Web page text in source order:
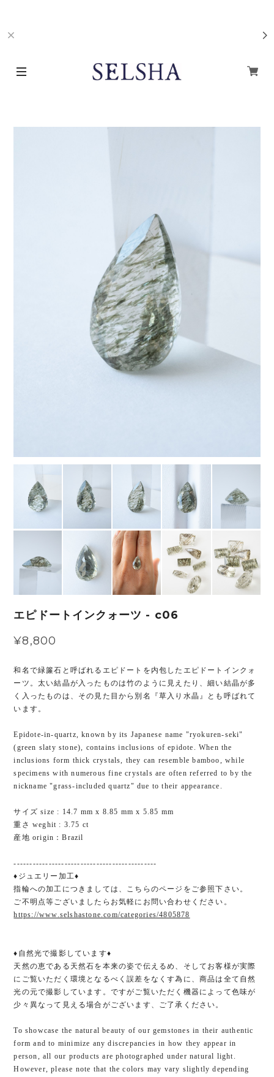
エピドートインクォーツ - c06
¥8,800
和名で緑簾石と呼ばれるエピドートを内包したエピドートインクォ
ーツ。太い結晶が入ったものは竹のように見えたり、細い結晶が多
く入ったものは、その見た目から別名『草入り水晶』とも呼ばれて
います。
Epidote-in-quartz, known by its Japanese name "ryokuren-seki"
(green slaty stone), contains inclusions of epidote. When the
inclusions form thick crystals, they can resemble bamboo, while
specimens with numerous fine crystals are often referred to by the
nickname "grass-included quartz" due to their appearance.
サイズ size : 14.7 mm x 8.85 mm x 5.85 mm
重さ weghit : 3.75 ct
産地 origin：Brazil
---------------------------------------------
♦ジュエリー加工♦
指輪への加工につきましては、こちらのページをご参照下さい。
ご不明点等ございましたらお気軽にお問い合わせください。
https://www.selshastone.com/categories/4805878
♦自然光で撮影しています♦
天然の恵である天然石を本来の姿で伝えるめ、そしてお客様が実際
にご覧いただく環境となるべく誤差をなくす為に、商品は全て自然
光の元で撮影しています。ですがご覧いただく機器によって色味が
少々異なって見える場合がございます、ご了承ください。
To showcase the natural beauty of our gemstones in their authentic
form and to minimize any discrepancies in how they appear in
person, all our products are photographed under natural light.
However, please note that the colors may vary slightly depending